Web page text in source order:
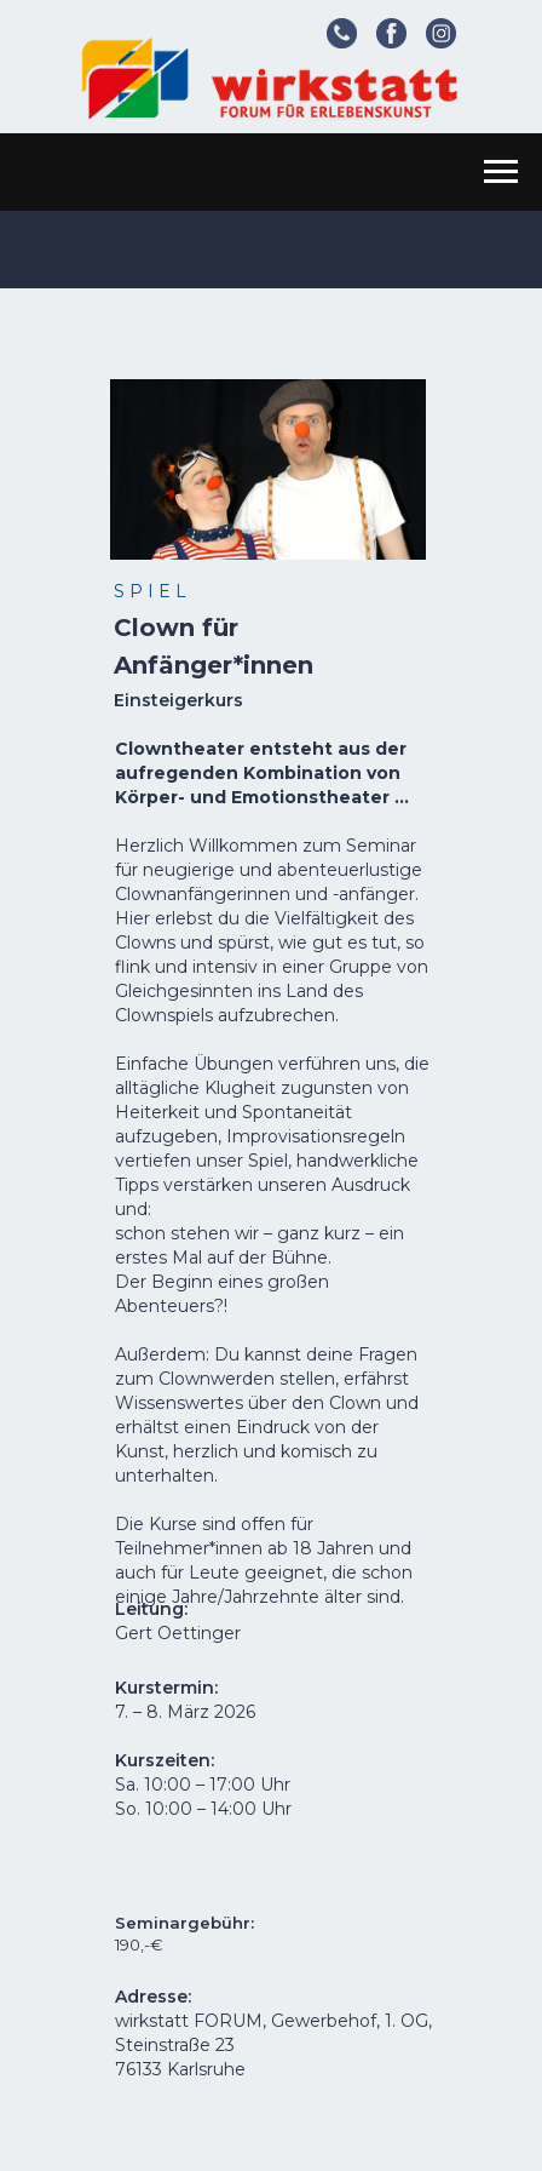
Clowntheater entsteht aus der
aufregenden Kombination von
Körper- und Emotionstheater …
Herzlich Willkommen zum Seminar
für neugierige und abenteuerlustige
Clownanfängerinnen und -anfänger.
Hier erlebst du die Vielfältigkeit des
Clowns und spürst, wie gut es tut, so
flink und intensiv in einer Gruppe von
Gleichgesinnten ins Land des
Clownspiels aufzubrechen.
Einfache Übungen verführen uns, die
alltägliche Klugheit zugunsten von
Heiterkeit und Spontaneität
aufzugeben, Improvisationsregeln
vertiefen unser Spiel, handwerkliche
Tipps verstärken unseren Ausdruck
und:
schon stehen wir – ganz kurz – ein
erstes Mal auf der Bühne.
Der Beginn eines großen
Abenteuers?!
Außerdem: Du kannst deine Fragen
zum Clownwerden stellen, erfährst
Wissenswertes über den Clown und
erhältst einen Eindruck von der
Kunst, herzlich und komisch zu
unterhalten.
Die Kurse sind offen für
Teilnehmer*innen ab 18 Jahren und
auch für Leute geeignet, die schon
einige Jahre/Jahrzehnte älter sind.
Einsteigerkurs
Clown für
Anfänger*innen
S P I E L
Kurstermin:
7. – 8. März 2026
Kurszeiten:
Sa. 10:00 – 17:00 Uhr
So. 10:00 – 14:00 Uhr
Leitung:
Gert Oettinger
Adresse:
wirkstatt FORUM, Gewerbehof, 1. OG,
Steinstraße 23
76133 Karlsruhe
Seminargebühr:
190,-€